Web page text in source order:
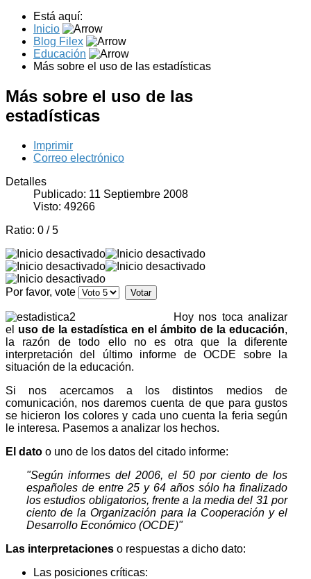
Está aquí:
Inicio
Blog Filex
Educación
Más sobre el uso de las estadísticas
Más sobre el uso de las
estadísticas
Imprimir
Correo electrónico
Detalles
Publicado: 11 Septiembre 2008
Visto: 49266
Ratio: 0 /5
Por favor, vote
Hoy nos toca analizar
el uso de la estadística en el ámbito de la educación,
la razón de todo ello no es otra que la diferente
interpretación del último informe de OCDE sobre la
situación de la educación.
Si nos acercamos a los distintos medios de
comunicación, nos daremos cuenta de que para gustos
se hicieron los colores y cada uno cuenta la feria según
le interesa. Pasemos a analizar los hechos.
El dato o uno de los datos del citado informe:
"Según informes del 2006, el 50 por ciento de los
españoles de entre 25 y 64 años sólo ha finalizado
los estudios obligatorios, frente a la media del 31 por
ciento de la Organización para la Cooperación y el
Desarrollo Económico (OCDE)"
Las interpretaciones o respuestas a dicho dato:
Las posiciones críticas: